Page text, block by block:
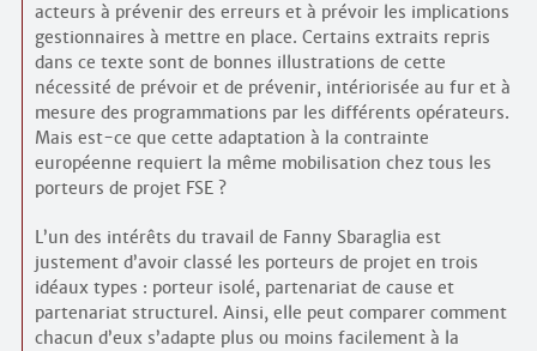
acteurs à prévenir des erreurs et à prévoir les implications
gestionnaires à mettre en place. Certains extraits repris
dans ce texte sont de bonnes illustrations de cette
nécessité de prévoir et de prévenir, intériorisée au fur et à
mesure des programmations par les différents opérateurs.
Mais est-ce que cette adaptation à la contrainte
européenne requiert la même mobilisation chez tous les
porteurs de projet FSE ?
L’un des intérêts du travail de Fanny Sbaraglia est
justement d’avoir classé les porteurs de projet en trois
idéaux types : porteur isolé, partenariat de cause et
partenariat structurel. Ainsi, elle peut comparer comment
chacun d’eux s’adapte plus ou moins facilement à la